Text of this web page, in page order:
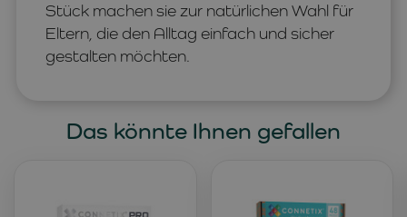
Stück machen sie zur natürlichen Wahl für
Eltern, die den Alltag einfach und sicher
gestalten möchten.
Das könnte Ihnen gefallen